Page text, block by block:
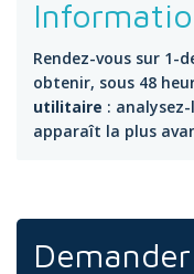
Rendez-vous sur 1-
obtenir, sous 48
utilitaire :
apparaît la plus